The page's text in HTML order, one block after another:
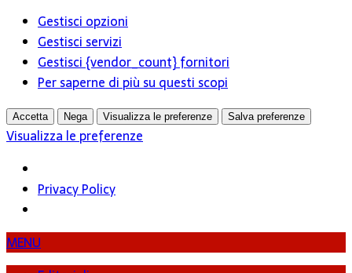
Gestisci opzioni
Gestisci servizi
Gestisci {vendor_count} fornitori
Per saperne di più su questi scopi
Accetta Nega Visualizza le preferenze Salva preferenze
Visualizza le preferenze
Privacy Policy
MENU